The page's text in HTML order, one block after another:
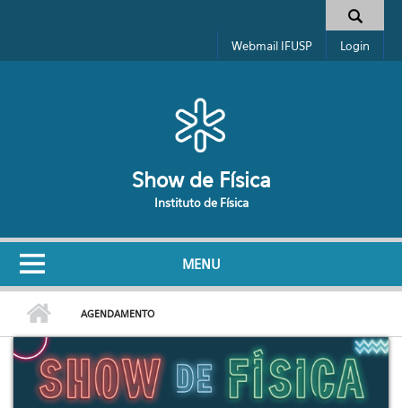
Formulário de busca
Webmail IFUSP Login
Show de Física
Instituto de Física
MENU
AGENDAMENTO